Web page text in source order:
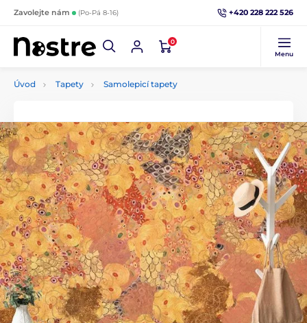
Zavolejte nám (Po-Pá 8-16) +420 228 222 526
0
Menu
Úvod Tapety Samolepicí tapety